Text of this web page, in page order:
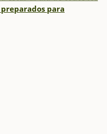
para